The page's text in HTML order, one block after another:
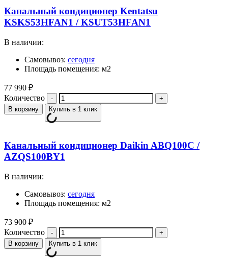
Канальный кондиционер Kentatsu
KSKS53HFAN1 / KSUT53HFAN1
В наличии:
Самовывоз: сегодня
Площадь помещения: м2
77 990 ₽
Количество
В корзину Купить в 1 клик
Канальный кондиционер Daikin ABQ100C /
AZQS100BY1
В наличии:
Самовывоз: сегодня
Площадь помещения: м2
73 900 ₽
Количество
В корзину Купить в 1 клик